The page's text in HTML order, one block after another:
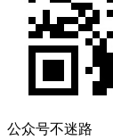
公众号不迷路